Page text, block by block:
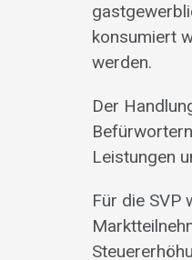
konsumiert
werden.
Der
Leistungen
Für die SVP